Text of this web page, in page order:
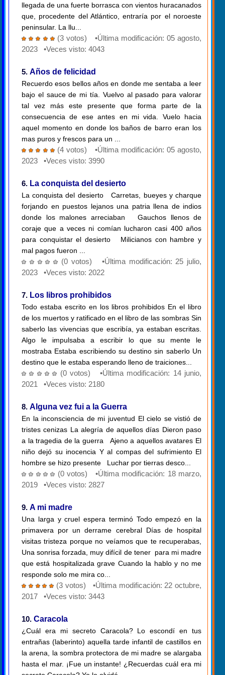
llegada de una fuerte borrasca con vientos huracanados
que, procedente del Atlántico, entraría por el noroeste
peninsular. La llu...
(3 votos) •Última modificación: 05 agosto,
2023 •Veces visto: 4043
5. Años de felicidad
Recuerdo esos bellos años en donde me sentaba a leer
bajo el sauce de mi tía. Vuelvo al pasado para valorar
tal vez más este presente que forma parte de la
consecuencia de ese antes en mi vida. Vuelo hacia
aquel momento en donde los baños de barro eran los
mas puros y frescos para un ...
(4 votos) •Última modificación: 05 agosto,
2023 •Veces visto: 3990
6. La conquista del desierto
La conquista del desierto Carretas, bueyes y charque
forjando en puestos lejanos una patria llena de indios
donde los malones arreciaban Gauchos llenos de
coraje que a veces ni comían lucharon casi 400 años
para conquistar el desierto Milicianos con hambre y
mal pagos fueron ...
(0 votos) •Última modificación: 25 julio,
2023 •Veces visto: 2022
7. Los libros prohibidos
Todo estaba escrito en los libros prohibidos En el libro
de los muertos y ratificado en el libro de las sombras Sin
saberlo las vivencias que escribía, ya estaban escritas.
Algo le impulsaba a escribir lo que su mente le
mostraba Estaba escribiendo su destino sin saberlo Un
destino que le estaba esperando lleno de traiciones...
(0 votos) •Última modificación: 14 junio,
2021 •Veces visto: 2180
8. Alguna vez fui a la Guerra
En la inconsciencia de mi juventud El cielo se vistió de
tristes cenizas La alegría de aquellos días Dieron paso
a la tragedia de la guerra Ajeno a aquellos avatares El
niño dejó su inocencia Y al compas del sufrimiento El
hombre se hizo presente Luchar por tierras desco...
(0 votos) •Última modificación: 18 marzo,
2019 •Veces visto: 2827
9. A mi madre
Una larga y cruel espera terminó Todo empezó en la
primavera por un derrame cerebral Días de hospital
visitas tristeza porque no veíamos que te recuperabas,
Una sonrisa forzada, muy difícil de tener para mi madre
que está hospitalizada grave Cuando la hablo y no me
responde solo me mira co...
(3 votos) •Última modificación: 22 octubre,
2017 •Veces visto: 3443
10. Caracola
¿Cuál era mi secreto Caracola? Lo escondí en tus
entrañas (laberinto) aquella tarde infantil de castillos en
la arena, la sombra protectora de mi madre se alargaba
hasta el mar. ¡Fue un instante! ¿Recuerdas cuál era mi